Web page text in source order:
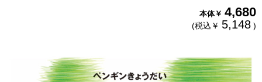
本体￥ 4,680
(税込￥ 5,148 )